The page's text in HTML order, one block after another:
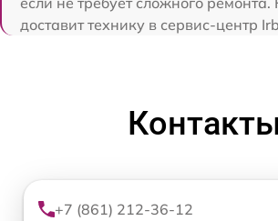
доставит технику в сервис-центр
Контакты
+7 (861) 212-36-12